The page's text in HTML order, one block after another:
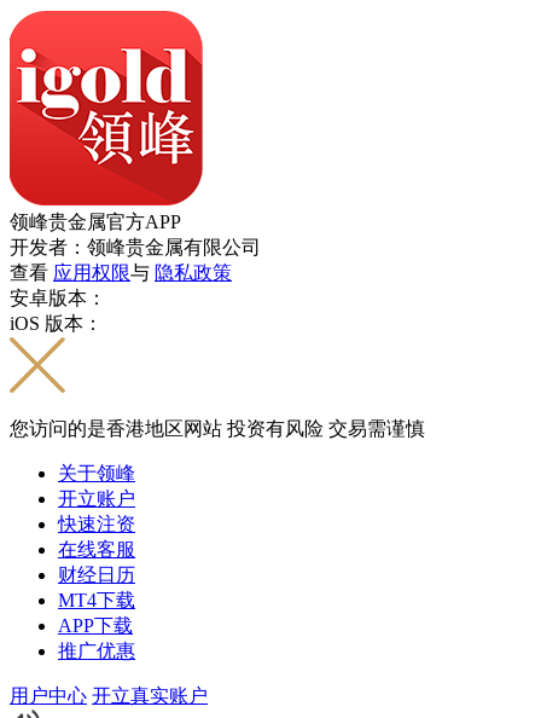
领峰贵金属官方APP
开发者：领峰贵金属有限公司
查看 应用权限与 隐私政策
安卓版本：
iOS 版本：
您访问的是香港地区网站 投资有风险 交易需谨慎
关于领峰
开立账户
快速注资
在线客服
财经日历
MT4下载
APP下载
推广优惠
用户中心 开立真实账户